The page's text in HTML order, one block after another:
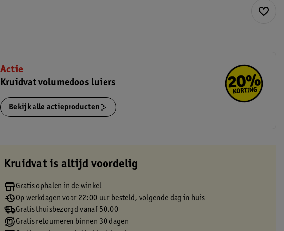
Actie
Kruidvat volumedoos luiers
Bekijk alle actieproducten
Kruidvat is altijd voordelig
Gratis ophalen in de winkel
Op werkdagen voor 22:00 uur besteld, volgende dag in huis
Gratis thuisbezorgd vanaf 50.00
Gratis retourneren binnen 30 dagen